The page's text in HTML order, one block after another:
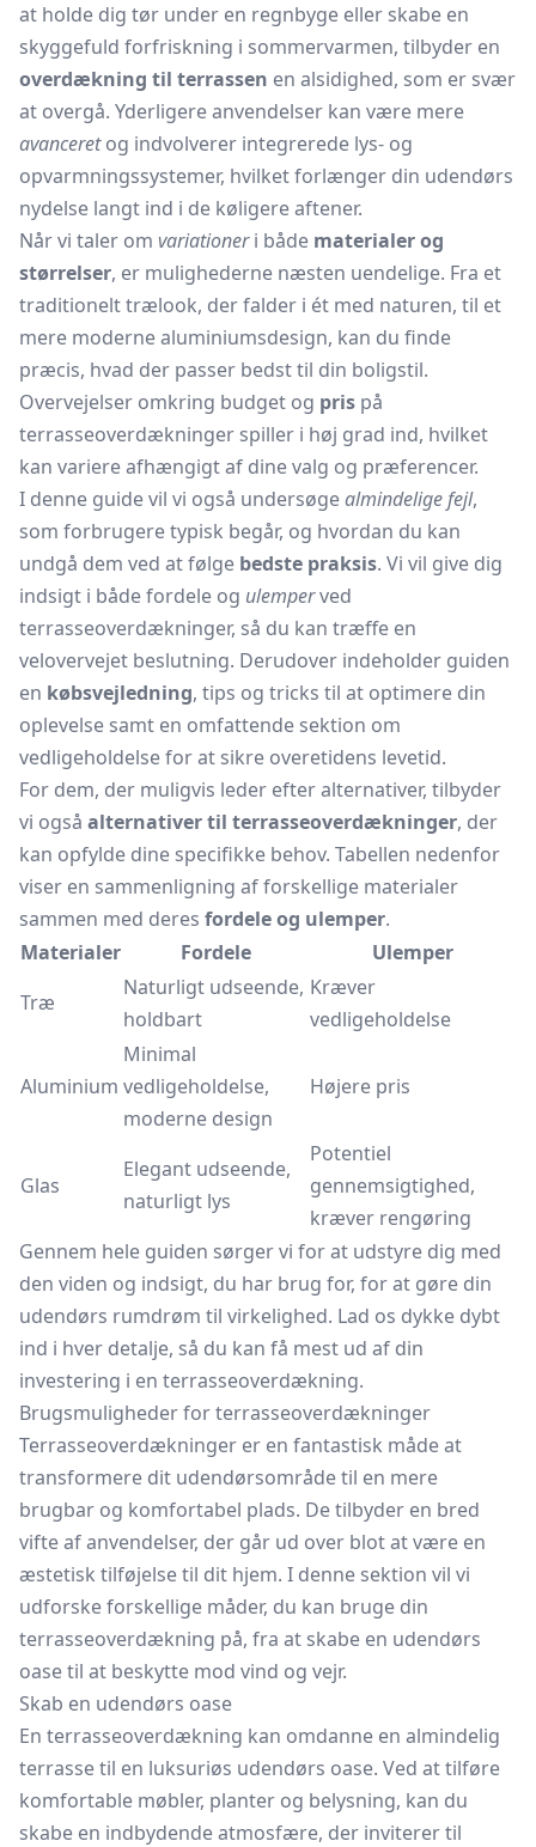
at holde dig tør under en regnbyge eller skabe en
skyggefuld forfriskning i sommervarmen, tilbyder en
overdækning til terrassen en alsidighed, som er svær
at overgå. Yderligere anvendelser kan være mere
avanceretog indvolverer integrerede lys- og
opvarmningssystemer, hvilket forlænger din udendørs
nydelse langt ind i de køligere aftener.
Når vi taler om variationeri både materialer og
størrelser, er mulighederne næsten uendelige. Fra et
traditionelt trælook, der falder i ét med naturen, til et
mere moderne aluminiumsdesign, kan du finde
præcis, hvad der passer bedst til din boligstil.
Overvejelser omkring budget og pris på
terrasseoverdækninger spiller i høj grad ind, hvilket
kan variere afhængigt af dine valg og præferencer.
I denne guide vil vi også undersøgealmindelige fejl,
som forbrugere typisk begår, og hvordan du kan
undgå dem ved at følge bedste praksis. Vi vil give dig
indsigt i både fordele og ulemperved
terrasseoverdækninger, så du kan træffe en
velovervejet beslutning. Derudover indeholder guiden
en købsvejledning, tips og tricks til at optimere din
oplevelse samt en omfattende sektion om
vedligeholdelse for at sikre overetidens levetid.
For dem, der muligvis leder efter alternativer, tilbyder
vi også alternativer til terrasseoverdækninger, der
kan opfylde dine specifikke behov. Tabellen nedenfor
viser en sammenligning af forskellige materialer
sammen med deres fordele og ulemper.
Materialer
Fordele
Ulemper
Træ
Naturligt udseende,
holdbart
Kræver
vedligeholdelse
Aluminium
Minimal
vedligeholdelse,
moderne design
Højere pris
Glas
Elegant udseende,
naturligt lys
Potentiel
gennemsigtighed,
kræver rengøring
Gennem hele guiden sørger vi for at udstyre dig med
den viden og indsigt, du har brug for, for at gøre din
udendørs rumdrøm til virkelighed. Lad os dykke dybt
ind i hver detalje, så du kan få mest ud af din
investering i en terrasseoverdækning.
Brugsmuligheder for terrasseoverdækninger
Terrasseoverdækninger er en fantastisk måde at
transformere dit udendørsområde til en mere
brugbar og komfortabel plads. De tilbyder en bred
vifte af anvendelser, der går ud over blot at være en
æstetisk tilføjelse til dit hjem. I denne sektion vil vi
udforske forskellige måder, du kan bruge din
terrasseoverdækning på, fra at skabe en udendørs
oase til at beskytte mod vind og vejr.
Skab en udendørs oase
En terrasseoverdækning kan omdanne en almindelig
terrasse til en luksuriøs udendørs oase. Ved at tilføre
komfortable møbler, planter og belysning, kan du
skabe en indbydende atmosfære, der inviterer til